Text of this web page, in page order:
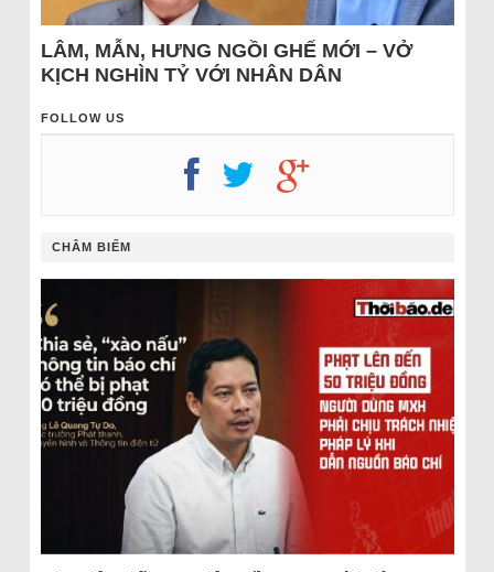
LÂM, MẪN, HƯNG NGỒI GHẾ MỚI – VỞ
KỊCH NGHÌN TỶ VỚI NHÂN DÂN
FOLLOW US
CHÂM BIẾM